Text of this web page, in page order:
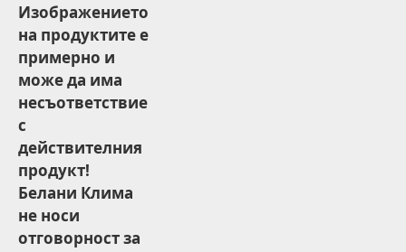
Изображението
на продуктите е
примерно и
може да има
несъответствие
с
действителния
продукт!
Белани Клима
не носи
отговорност за